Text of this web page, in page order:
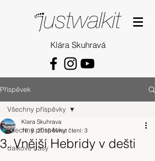
Klára Skuhravá
Příspěvek
Všechny příspěvky
dalkove trasy
Všechny příspěvky
3. Vnější Hebridy v dešti
Klara Skuhrava
16. 8. 2016 Minut čtení: 3